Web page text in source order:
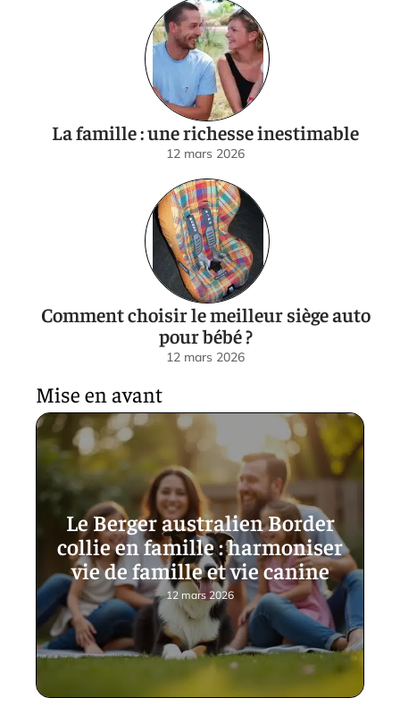
La famille : une richesse inestimable
12 mars 2026
Comment choisir le meilleur siège auto
pour bébé ?
12 mars 2026
Mise en avant
Le Berger australien Border
collie en famille : harmoniser
vie de famille et vie canine
12 mars 2026